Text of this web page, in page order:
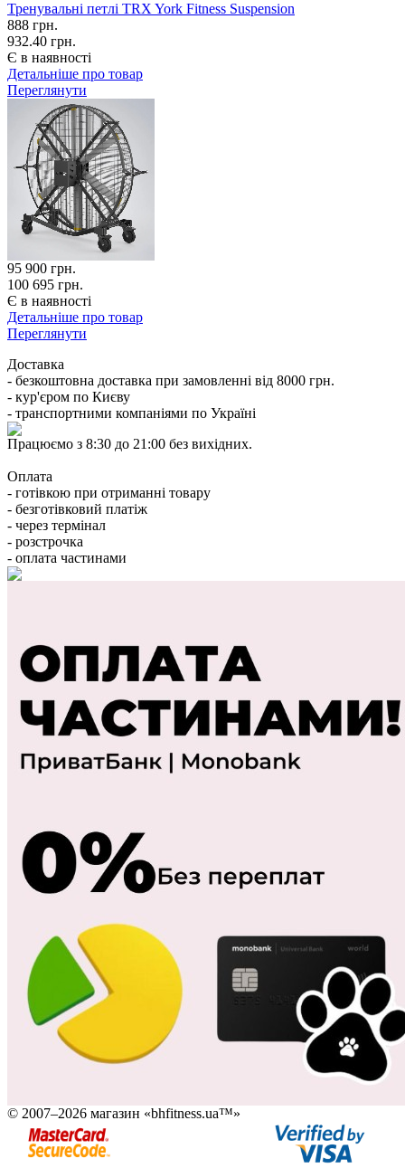
Тренувальні петлі TRX York Fitness Suspension
888 грн.
932.40 грн.
Є в наявності
Детальніше про товар
Переглянути
95 900 грн.
100 695 грн.
Є в наявності
Детальніше про товар
Переглянути
Доставка
- безкоштовна доставка при замовленні від 8000 грн.
- кур'єром по Києву
- транспортними компаніями по Україні
Працюємо з 8:30 до 21:00 без вихідних.
Оплата
- готівкою при отриманні товару
- безготівковий платіж
- через термінал
- розстрочка
- оплата частинами
© 2007–2026 магазин «bhfitness.ua™»